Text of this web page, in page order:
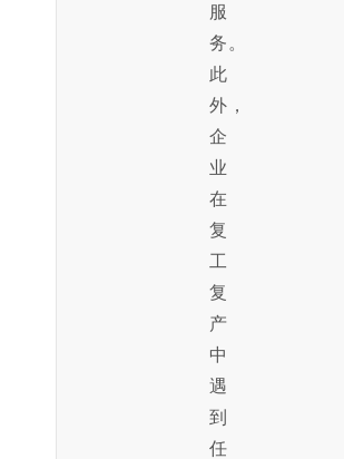
服
务。
此
外，
企
业
在
复
工
复
产
中
遇
到
任